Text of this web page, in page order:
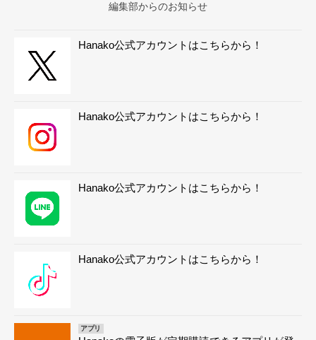
編集部からのお知らせ
Hanako公式アカウントはこちらから！
Hanako公式アカウントはこちらから！
Hanako公式アカウントはこちらから！
Hanako公式アカウントはこちらから！
アプリ